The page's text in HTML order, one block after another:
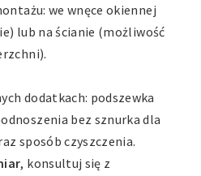
we wnęce okiennej
lub na ścianie (możliwość
dodatkach: podszewka
bez sznurka dla
sposób czyszczenia.
, konsultuj się z